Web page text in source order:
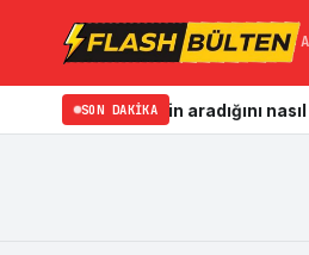
SON DAKIKA
aradığını nasıl görebilirim?